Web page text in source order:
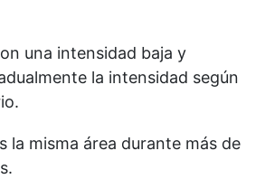
una intensidad baja y
la intensidad según
la misma área durante más de